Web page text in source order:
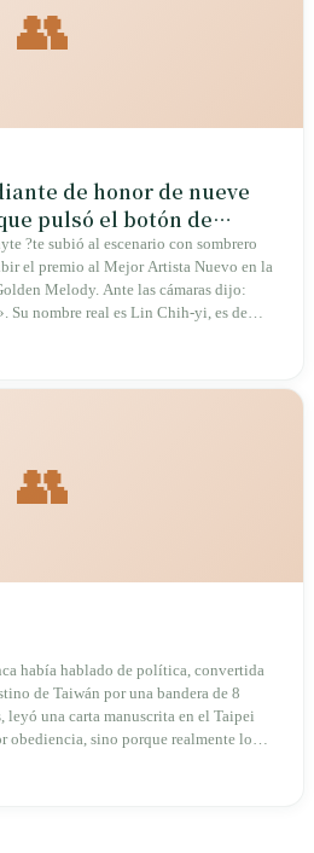
👥
de honor de nueve
pulsó el botón de
?te subió al escenario con sombrero
el premio al Mejor Artista Nuevo en la
Melody. Ante las cámaras dijo:
Su nombre real es Lin Chih-yi, es de
la Escuela Secundaria Femenina de
de día seguía con mascarilla en el
En la pista de los mejores estudiantes
👥
había hablado de política, convertida
de Taiwán por una bandera de 8
leyó una carta manuscrita en el Taipei
obediencia, sino porque realmente lo